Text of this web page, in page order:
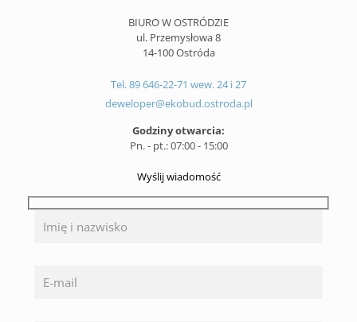
BIURO W OSTRÓDZIE
ul. Przemysłowa 8
14-100 Ostróda
Tel. 89 646-22-71 wew. 24 i 27
deweloper@ekobud.ostroda.pl
Godziny otwarcia:
Pn. - pt.: 07:00 - 15:00
Wyślij wiadomość